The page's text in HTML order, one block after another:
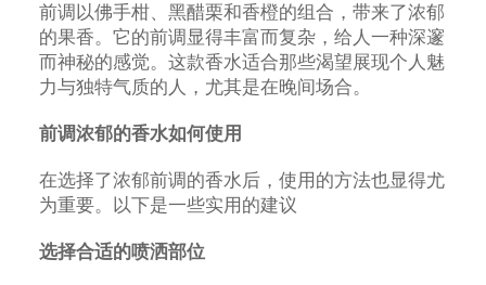
前调以佛手柑、黑醋栗和香橙的组合，带来了浓郁
的果香。它的前调显得丰富而复杂，给人一种深邃
而神秘的感觉。这款香水适合那些渴望展现个人魅
力与独特气质的人，尤其是在晚间场合。
前调浓郁的香水如何使用
在选择了浓郁前调的香水后，使用的方法也显得尤
为重要。以下是一些实用的建议
选择合适的喷洒部位